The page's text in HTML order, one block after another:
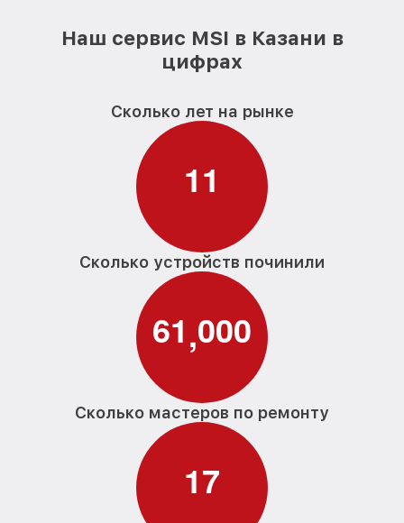
Наш сервис MSI в Казани в
цифрах
Сколько лет на рынке
11
Сколько устройств починили
61,000
Сколько мастеров по ремонту
17